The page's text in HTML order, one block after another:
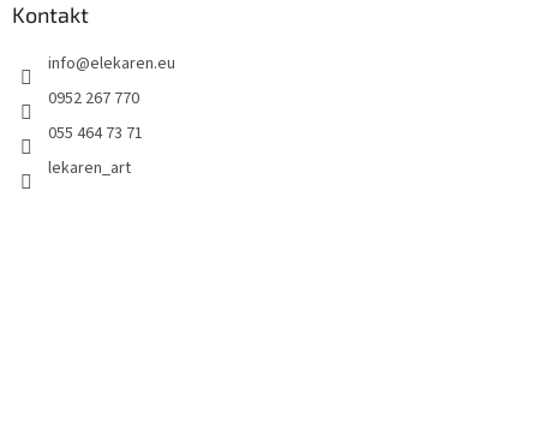
Kontakt
info@elekaren.eu
0952 267 770
055 464 73 71
lekaren_art